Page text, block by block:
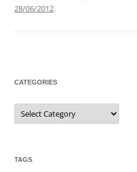
28/06/2012.
CATEGORIES
C
t
r
i
TAGS